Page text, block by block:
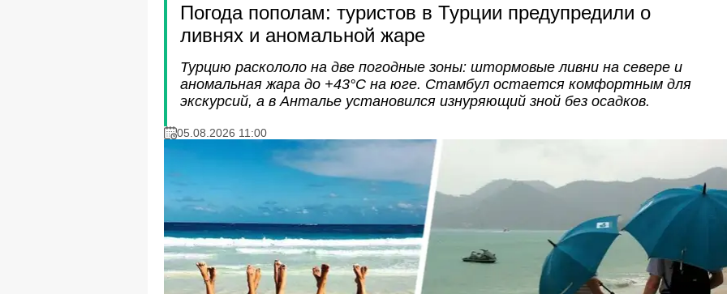
Погода пополам: туристов в Турции предупредили о
ливнях и аномальной жаре
Турцию раскололо на две погодные зоны: штормовые ливни на севере и
аномальная жара до +43°C на юге. Стамбул остается комфортным для
экскурсий, а в Анталье установился изнуряющий зной без осадков.
05.08.2026 11:00